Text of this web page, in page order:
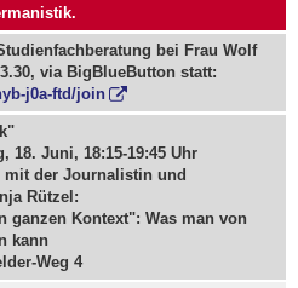
bei Frau Wolf
via BigBlueButton statt:
j0a-ftd/join
18. Juni, 18:15-19:45 Uhr
der Journalistin und
Rützel:
ganzen Kontext": Was man von
kann
Weg 4